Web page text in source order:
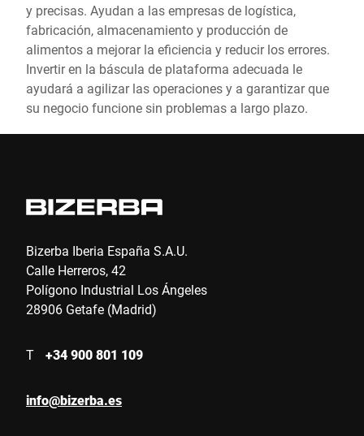
y precisas. Ayudan a las empresas de logística,
fabricación, almacenamiento y producción de
alimentos a mejorar la eficiencia y reducir los errores.
Invertir en la báscula de plataforma adecuada le
ayudará a agilizar las operaciones y a garantizar que
su negocio funcione sin problemas a largo plazo.
Bizerba Iberia España S.A.U.
Calle Herreros, 42
Polígono Industrial Los Ángeles
28906 Getafe (Madrid)
T +34 900 801 109
info@bizerba.es